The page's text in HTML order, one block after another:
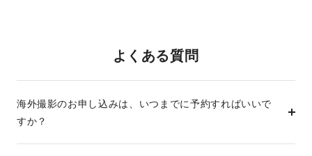
よくある質問
海外撮影のお申し込みは、いつまでに予約すればいいで
すか？